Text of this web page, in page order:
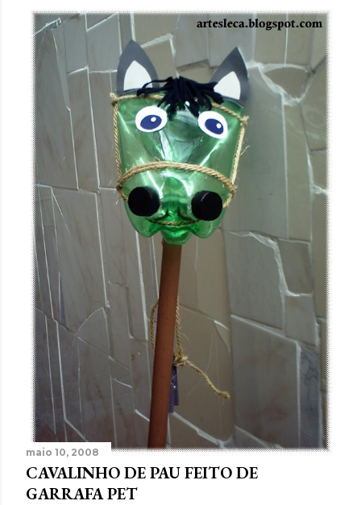
maio 10, 2008
CAVALINHO DE PAU FEITO DE
GARRAFA PET